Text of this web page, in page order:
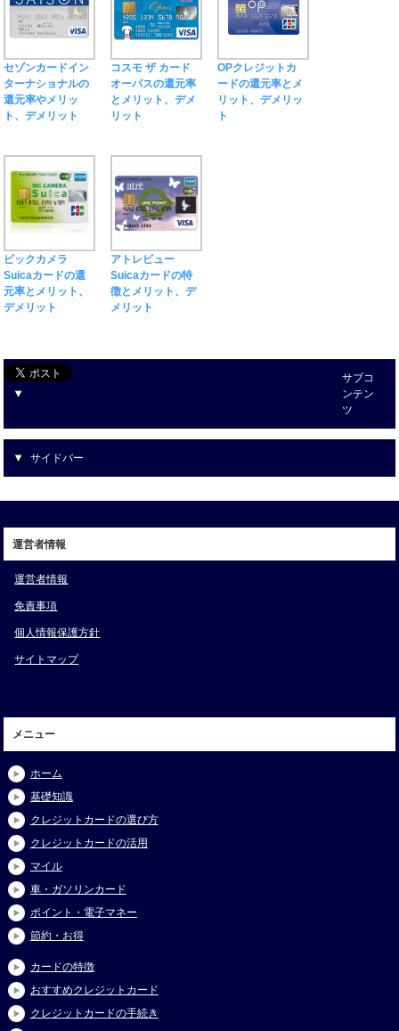
セゾンカードイン
ターナショナルの
還元率やメリッ
ト、デメリット
コスモ ザ カード
オーパスの還元率
とメリット、デメ
リット
OPクレジットカ
ードの還元率とメ
リット、デメリッ
ト
ビックカメラ
Suicaカードの還
元率とメリット、
デメリット
アトレビュー
Suicaカードの特
徴とメリット、デ
メリット
サブコ
ンテン
ツ
サイドバー
運営者情報
運営者情報
免責事項
個人情報保護方針
サイトマップ
メニュー
ホーム
基礎知識
クレジットカードの選び方
クレジットカードの活用
マイル
車・ガソリンカード
ポイント・電子マネー
節約・お得
カードの特徴
おすすめクレジットカード
クレジットカードの手続き